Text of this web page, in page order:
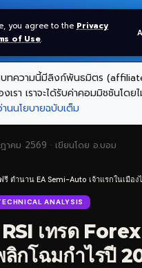
you agree to the Privacy
of Use.
าทอง SPDR
บทความนี้มีลิงก์พันธมิตร
รา เราจะได้รับค่าคอมมิชชันโดยไ
นนโยบายฉบับเต็ม
าคม 2569 · เขียนโดย อ.บอม
ตำนาน EA Semi-Auto เจ้าแรกในเมือง
ANALYSIS
เทรด
กโฉมกำไรปี